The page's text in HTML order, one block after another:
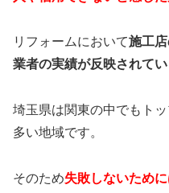
リフォームにおいて施工
業者の実績が反映されてい
埼玉県は関東の中でもト
多い地域です。
そのため失敗しないため